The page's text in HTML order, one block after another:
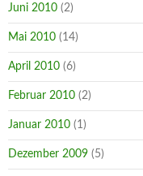
Juni 2010 (2)
Mai 2010 (14)
April 2010 (6)
Februar 2010 (2)
Januar 2010 (1)
Dezember 2009 (5)